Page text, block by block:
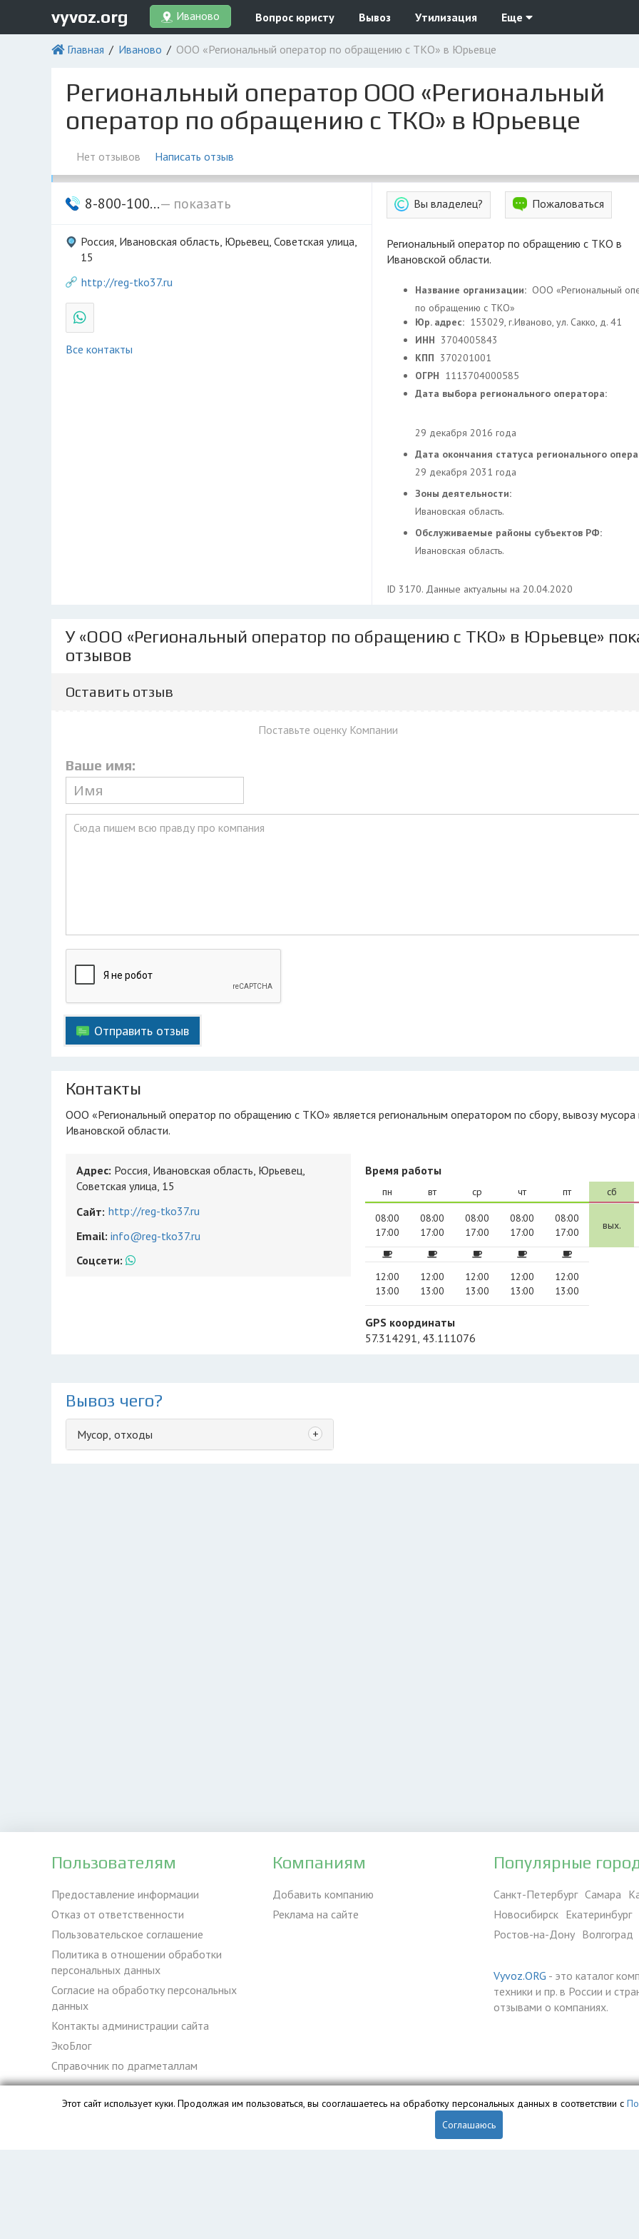
vyvoz.org Иваново Вопрос юристу Вывоз Утилизация Еще
Главная Иваново ООО «Региональный оператор по обращению с ТКО» в Юрьевце
Региональный оператор ООО «Региональный
оператор по обращению с ТКО» в Юрьевце
Нет отзывов Написать отзыв
8-800-100...— показать
Россия, Ивановская область, Юрьевец, Советская улица,
15
http://reg-tko37.ru
Все контакты
Вы владелец? Пожаловаться
Региональный оператор по обращению с ТКО в
Ивановской области.
Название организации: ООО «Региональный
по обращению с ТКО»
Юр. адрес: 153029, г.Иваново, ул. Сакко, д. 41
ИНН 3704005843
КПП 370201001
ОГРН 1113704000585
Дата выбора регионального оператора:
29 декабря 2016 года
Дата окончания статуса регионального
29 декабря 2031 года
Зоны деятельности:
Ивановская область.
Обслуживаемые районы субъектов РФ:
Ивановская область.
ID 3170. Данные актуальны на 20.04.2020
У «ООО «Региональный оператор по обращению с ТКО» в Юрьевце»
отзывов
Оставить отзыв
Ваше имя:
Поставьте оценку Компании
Отправить отзыв
Контакты
ООО «Региональный оператор по обращению с ТКО» является региональным оператором по сбору, вывозу мусора в
Ивановской области.
Адрес: Россия, Ивановская область, Юрьевец,
Советская улица, 15
Сайт: http://reg-tko37.ru
Email: info@reg-tko37.ru
Соцсети:
Время работы
пн
08:00
17:00
12:00
13:00
вт
08:00
17:00
12:00
13:00
ср
08:00
17:00
12:00
13:00
чт
08:00
17:00
12:00
13:00
пт
08:00
17:00
12:00
13:00
сб
вых.
GPS координаты
57.314291, 43.111076
Вывоз чего?
Мусор, отходы +
Пользователям
Предоставление информации
Отказ от ответственности
Пользовательское соглашение
Политика в отношении обработки
персональных данных
Согласие на обработку персональных
данных
Контакты администрации сайта
ЭкоБлог
Справочник по драгметаллам
Компаниям
Добавить компанию
Реклама на сайте
Популярные
Санкт-Петербург Самара
Новосибирск Екатеринбург
Ростов-на-Дону Волгоград
Vyvoz.ORG - это каталог
техники и пр. в России и
отзывами о компаниях.
База данных сайта vyvoz.org является интеллектуальной собственностью ООО «Профит» и охраняется законом.
Этот сайт использует куки. Продолжая им пользоваться, вы сооглашаетесь на обработку персональных данных в соответствии с
Соглашаюсь